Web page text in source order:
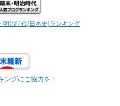
明治時代(日本史)ランキング
ングにご協力を！